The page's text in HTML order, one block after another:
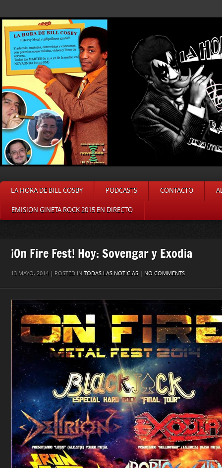
LA HORA DE BILL COSBY PODCASTS CONTACTO
EMISION GINETA ROCK 2015 EN DIRECTO
¡On Fire Fest! Hoy: Sovengar y Exodia
13 MAYO, 2014 | POSTED IN TODAS LAS NOTICIAS | NO COMMENTS